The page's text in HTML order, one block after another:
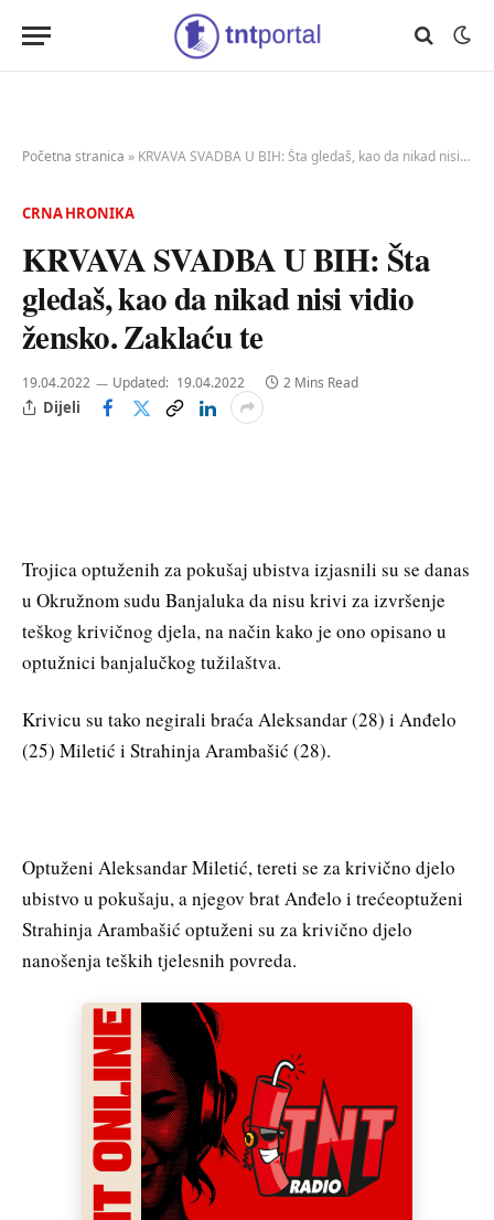
Početna stranica » KRVAVA SVADBA U BIH: Šta gledaš, kao da nikad nisi vidio žensko. Zaklaću te
CRNA HRONIKA
KRVAVA SVADBA U BIH: Šta
gledaš, kao da nikad nisi vidio
žensko. Zaklaću te
19.04.2022 Updated: 19.04.2022 2 Mins Read
Dijeli
Trojica optuženih za pokušaj ubistva izjasnili su se danas
u Okružnom sudu Banjaluka da nisu krivi za izvršenje
teškog krivičnog djela, na način kako je ono opisano u
optužnici banjalučkog tužilaštva.
Krivicu su tako negirali braća Aleksandar (28) i Anđelo
(25) Miletić i Strahinja Arambašić (28).
Optuženi Aleksandar Miletić, tereti se za krivično djelo
ubistvo u pokušaju, a njegov brat Anđelo i trećeoptuženi
Strahinja Arambašić optuženi su za krivično djelo
nanošenja teških tjelesnih povreda.